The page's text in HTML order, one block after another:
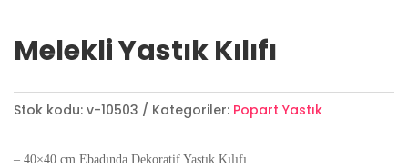
Melekli Yastık Kılıfı
Stok kodu: v-10503 Kategoriler: Popart Yastık
– 40×40 cm Ebadında Dekoratif Yastık Kılıfı